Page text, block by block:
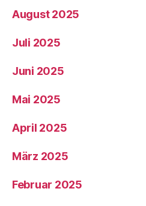
August 2025
Juli 2025
Juni 2025
Mai 2025
April 2025
März 2025
Februar 2025